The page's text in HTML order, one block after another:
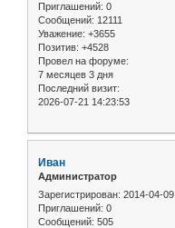
Приглашений: 0
Сообщений: 12111
Уважение: +3655
Позитив: +4528
Провел на форуме:
7 месяцев 3 дня
Последний визит:
2026-07-21 14:23:53
Иван
Администратор
Зарегистрирован: 2014-04-09
Приглашений: 0
Сообщений: 505